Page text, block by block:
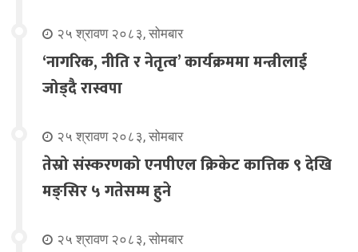
२५ श्रावण २०८३, सोमबार
‘नागरिक, नीति र नेतृत्व’ कार्यक्रममा मन्त्रीलाई
जोड्दै रास्वपा
२५ श्रावण २०८३, सोमबार
तेस्रो संस्करणको एनपीएल क्रिकेट कात्तिक ९ देखि
मङ्सिर ५ गतेसम्म हुने
२५ श्रावण २०८३, सोमबार